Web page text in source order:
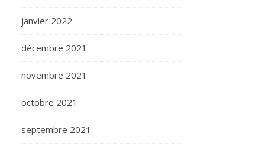
janvier 2022
décembre 2021
novembre 2021
octobre 2021
septembre 2021